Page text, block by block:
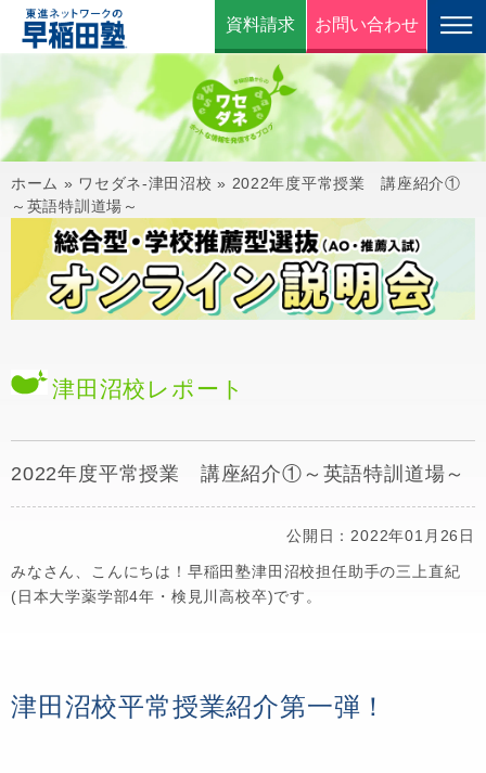
資料請求 お問い合わせ
ホーム » ワセダネ-津田沼校 » 2022年度平常授業 講座紹介①
～英語特訓道場～
津田沼校 レポート
2022年度平常授業 講座紹介①～英語特訓道場～
公開日：2022年01月26日
みなさん、こんにちは！早稲田塾津田沼校担任助手の三上直紀
(日本大学薬学部4年・検見川高校卒)です。
津田沼校平常授業紹介第一弾！